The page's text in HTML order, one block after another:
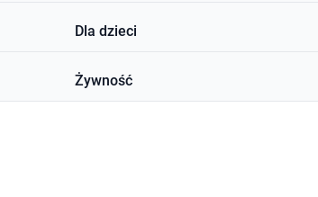
Dla dzieci
Żywność